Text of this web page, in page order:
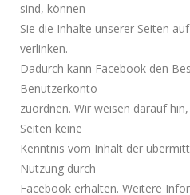
sind, können
Sie die Inhalte unserer Seiten
verlinken.
Dadurch kann Facebook den
Benutzerkonto
zuordnen. Wir weisen darauf
Seiten keine
Kenntnis vom Inhalt der
Nutzung durch
Facebook erhalten. Weitere